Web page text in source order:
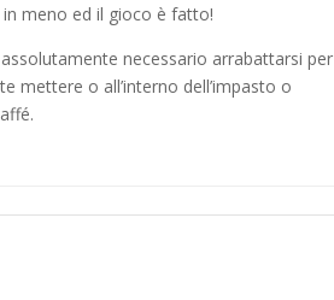
meno ed il gioco è fatto!
necessario arrabattarsi per
mettere o all’interno dell’impasto o